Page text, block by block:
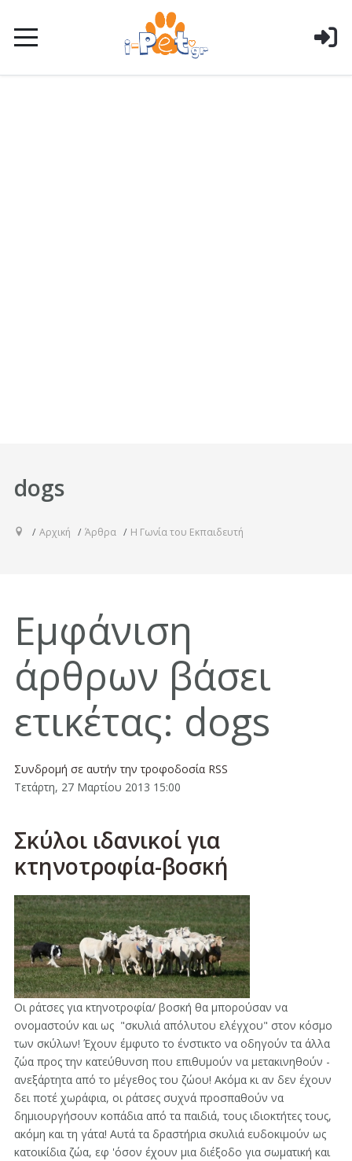
dogs
Αρχική Άρθρα Η Γωνία του Εκπαιδευτή
Εμφάνιση
άρθρων βάσει
ετικέτας: dogs
Συνδρομή σε αυτήν την τροφοδοσία RSS
Τετάρτη, 27 Μαρτίου 2013 15:00
Σκύλοι ιδανικοί για
κτηνοτροφία-βοσκή
Οι ράτσες για κτηνοτροφία/ βοσκή θα μπορούσαν να
ονομαστούν και ως "σκυλιά απόλυτου ελέγχου" στον κόσμο
των σκύλων! Έχουν έμφυτo το ένστικτο να οδηγούν τα άλλα
ζώα προς την κατεύθυνση που επιθυμούν να μετακινηθούν -
ανεξάρτητα από το μέγεθος του ζώου! Ακόμα κι αν δεν έχουν
δει ποτέ χωράφια, οι ράτσες συχνά προσπαθούν να
δημιουργήσουν κοπάδια από τα παιδιά, τους ιδιοκτήτες τους,
ακόμη και τη γάτα! Αυτά τα δραστήρια σκυλιά ευδοκιμούν ως
κατοικίδια ζώα, εφ 'όσον έχουν μια διέξοδο για σωματική και